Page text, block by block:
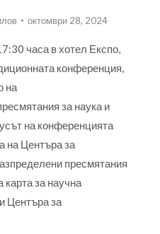
октомври 28, 2024
часа в хотел Експо,
конференция,
на
за наука и
на конференцията
на Центъра за
пресмятания
за научна
Центъра за